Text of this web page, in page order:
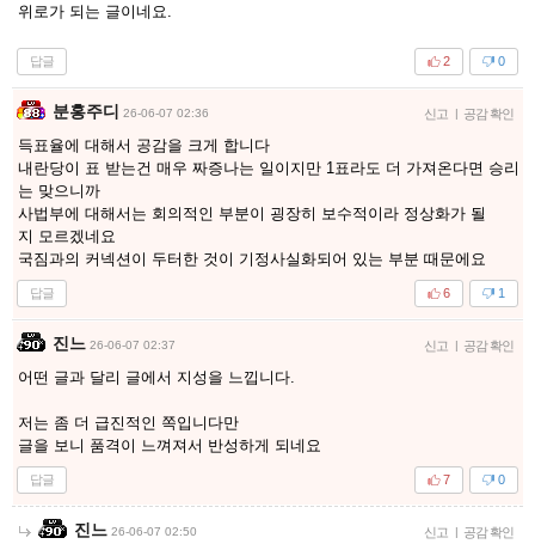
위로가 되는 글이네요.
답글 0
2
분홍주디 26-06-07 02:36 신고 | 공감 확인
득표율에 대해서 공감을 크게 합니다
내란당이 표 받는건 매우 짜증나는 일이지만 1표라도 더 가져온다면 승리
는 맞으니까
사법부에 대해서는 회의적인 부분이 굉장히 보수적이라 정상화가 될
지 모르겠네요
국짐과의 커넥션이 두터한 것이 기정사실화되어 있는 부분 때문에요
답글 1
6
진느 26-06-07 02:37 신고 | 공감 확인
어떤 글과 달리 글에서 지성을 느낍니다.
저는 좀 더 급진적인 쪽입니다만
글을 보니 품격이 느껴져서 반성하게 되네요
답글 0
7
진느 26-06-07 02:50 신고 | 공감 확인